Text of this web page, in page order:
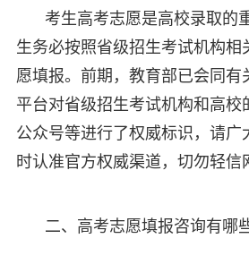
考生高考志愿是高校录取的
生务必按照省级招生考试机构相
愿填报。前期，教育部已会同有
平台对省级招生考试机构和高校
公众号等进行了权威标识，请广
时认准官方权威渠道，切勿轻信
二、高考志愿填报咨询有哪